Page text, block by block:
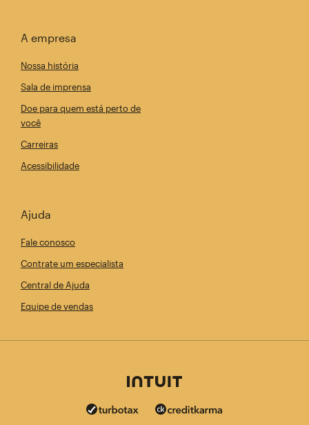
A empresa
Nossa história
Sala de imprensa
Doe para quem está perto de
você
Carreiras
Acessibilidade
Ajuda
Fale conosco
Contrate um especialista
Central de Ajuda
Equipe de vendas